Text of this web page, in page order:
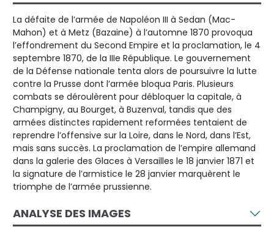
La défaite de l’armée de Napoléon III à Sedan (Mac-
Mahon) et à Metz (Bazaine) à l’automne 1870 provoqua
l’effondrement du Second Empire et la proclamation, le 4
septembre 1870, de la IIIe République. Le gouvernement
de la Défense nationale tenta alors de poursuivre la lutte
contre la Prusse dont l’armée bloqua Paris. Plusieurs
combats se déroulèrent pour débloquer la capitale, à
Champigny, au Bourget, à Buzenval, tandis que des
armées distinctes rapidement reformées tentaient de
reprendre l’offensive sur la Loire, dans le Nord, dans l’Est,
mais sans succès. La proclamation de l’empire allemand
dans la galerie des Glaces à Versailles le 18 janvier 1871 et
la signature de l’armistice le 28 janvier marquèrent le
triomphe de l’armée prussienne.
ANALYSE DES IMAGES